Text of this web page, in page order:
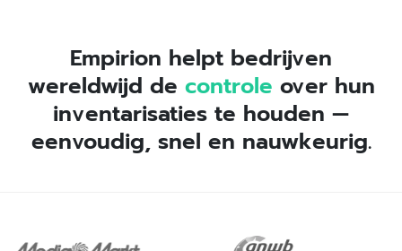
Empirion helpt bedrijven
wereldwijd de controle over hun
inventarisaties te houden —
eenvoudig, snel en nauwkeurig.